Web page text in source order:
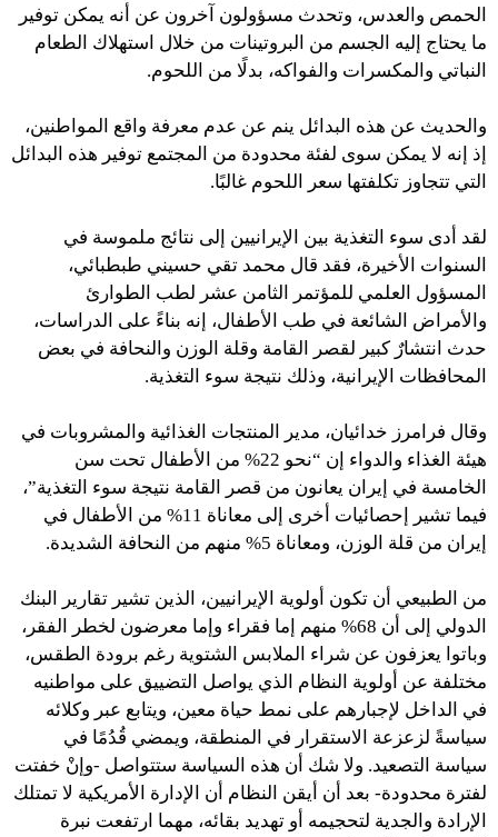
الحمص والعدس، وتحدث مسؤولون آخرون عن أنه يمكن توفير
ما يحتاج إليه الجسم من البروتينات من خلال استهلاك الطعام
النباتي والمكسرات والفواكه، بدلًا من اللحوم.
والحديث عن هذه البدائل ينم عن عدم معرفة واقع المواطنين،
إذ إنه لا يمكن سوى لفئة محدودة من المجتمع توفير هذه البدائل
التي تتجاوز تكلفتها سعر اللحوم غالبًا.
لقد أدى سوء التغذية بين الإيرانيين إلى نتائج ملموسة في
السنوات الأخيرة، فقد قال محمد تقي حسيني طبطبائي،
المسؤول العلمي للمؤتمر الثامن عشر لطب الطوارئ
والأمراض الشائعة في طب الأطفال، إنه بناءً على الدراسات،
حدث انتشارٌ كبير لقصر القامة وقلة الوزن والنحافة في بعض
المحافظات الإيرانية، وذلك نتيجة سوء التغذية.
وقال فرامرز خدائيان، مدير المنتجات الغذائية والمشروبات في
هيئة الغذاء والدواء إن “نحو 22% من الأطفال تحت سن
الخامسة في إيران يعانون من قصر القامة نتيجة سوء التغذية”،
فيما تشير إحصائيات أخرى إلى معاناة 11% من الأطفال في
إيران من قلة الوزن، ومعاناة 5% منهم من النحافة الشديدة.
من الطبيعي أن تكون أولوية الإيرانيين، الذين تشير تقارير البنك
الدولي إلى أن 68% منهم إما فقراء وإما معرضون لخطر الفقر،
وباتوا يعزفون عن شراء الملابس الشتوية رغم برودة الطقس،
مختلفة عن أولوية النظام الذي يواصل التضييق على مواطنيه
في الداخل لإجبارهم على نمط حياة معين، ويتابع عبر وكلائه
سياسةً لزعزعة الاستقرار في المنطقة، ويمضي قُدُمًا في
سياسة التصعيد. ولا شك أن هذه السياسة ستتواصل -وإنْ خفتت
لفترة محدودة- بعد أن أيقن النظام أن الإدارة الأمريكية لا تمتلك
الإرادة والجدية لتحجيمه أو تهديد بقائه، مهما ارتفعت نبرة